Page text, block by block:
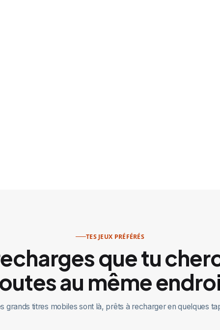
TES JEUX PRÉFÉRÉS
que tu
au même
grands titres mobiles sont là, prêts à recharger en quelques